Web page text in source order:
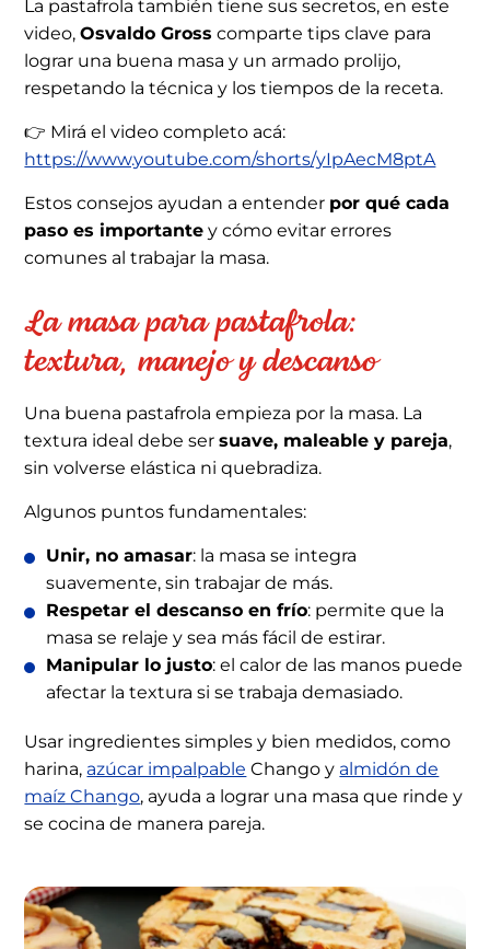
La pastafrola también tiene sus secretos, en este
video,Osvaldo Gross comparte tips clave para
lograr una buena masa y un armado prolijo,
respetando la técnica y los tiempos de la receta.
👉 Mirá el video completo acá:
https://www.youtube.com/shorts/yIpAecM8ptA
Estos consejos ayudan a entender por qué cada
paso es importante y cómo evitar errores
comunes al trabajar la masa.
La masa para pastafrola:
textura, manejo y descanso
Una buena pastafrola empieza por la masa. La
textura ideal debe sersuave, maleable y pareja,
sin volverse elástica ni quebradiza.
Algunos puntos fundamentales:
Unir, no amasar: la masa se integra
suavemente, sin trabajar de más.
Respetar el descanso en frío: permite que la
masa se relaje y sea más fácil de estirar.
Manipular lo justo: el calor de las manos puede
afectar la textura si se trabaja demasiado.
Usar ingredientes simples y bien medidos, como
harina, azúcar impalpable Chango y almidón de
maíz Chango, ayuda a lograr una masa que rinde y
se cocina de manera pareja.